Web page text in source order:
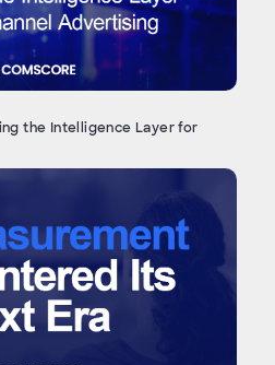
the Intelligence Layer for